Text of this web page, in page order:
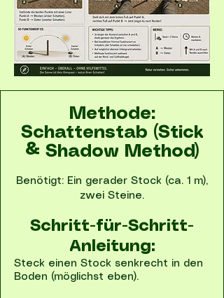
Methode:
Schattenstab (Stick
& Shadow Method)
Benötigt: Ein gerader Stock (ca. 1 m),
zwei Steine.
Schritt-für-Schritt-
Anleitung:
Steck einen Stock senkrecht in den
Boden (möglichst eben).